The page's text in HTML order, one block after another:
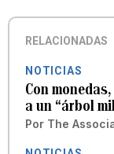
RELACIONADAS
NOTICIAS
Con
a un “árbol
Por The